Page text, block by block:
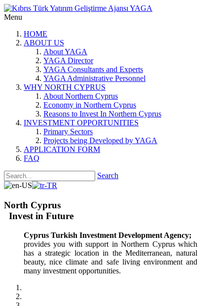
Menu
HOME
ABOUT US
About YAGA
YAGA Director
YAGA Consultants and Experts
YAGA Administrative Personnel
WHY NORTH CYPRUS
About Northern Cyprus
Economy in Northern Cyprus
Reasons to Invest In Northern Cyprus
INVESTMENT OPPORTUNITIES
Primary Sectors
Projects being Developed by YAGA
APPLICATION FORM
FAQ
Search
North Cyprus
Invest in Future
Cyprus Turkish Investment Development Agency;
provides you with support in Northern Cyprus which
has a strategic location in the Mediterranean, natural
beauty, nice climate and safe living environment and
many investment opportunities.